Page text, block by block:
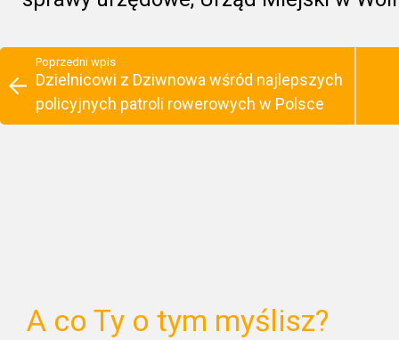
Poprzedni wpis
Dzielnicowi z Dziwnowa wśród najlepszych
policyjnych patroli rowerowych w Polsce
A co Ty o tym myślisz?